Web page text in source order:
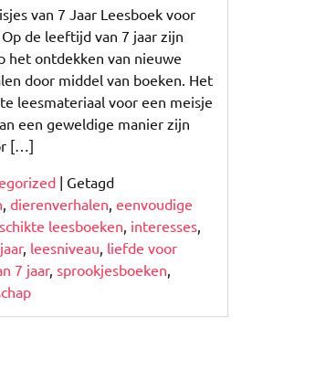
van 7 Jaar Leesboek voor
de leeftijd van 7 jaar zijn
het ontdekken van nieuwe
door middel van boeken. Het
leesmateriaal voor een meisje
een geweldige manier zijn
[…]
| Getagd
dierenverhalen eenvoudige
leesboeken interesses
, leesniveau liefde voor
7 jaar, sprookjesboeken